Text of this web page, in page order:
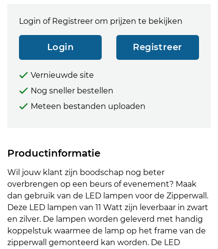
Productinformatie
Wil jouw klant zijn boodschap nog beter
overbrengen op een beurs of evenement? Maak
dan gebruik van de LED lampen voor de Zipperwall.
Deze LED lampen van 11 Watt zijn leverbaar in zwart
en zilver. De lampen worden geleverd met handig
koppelstuk waarmee de lamp op het frame van de
zipperwall gemonteerd kan worden. De LED
Login of Registreer om prijzen te bekijken
Login Registreer
Vernieuwde site
Nog sneller bestellen
Meteen bestanden uploaden